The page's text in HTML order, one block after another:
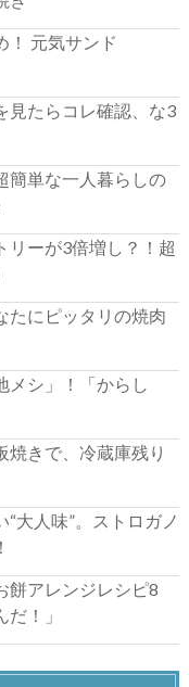
！ 元気サンド
見たらコレ確認、な3
簡単な一人暮らしの
リーが3倍増し？！超
たにピッタリの焼肉
メシ」！「からし
焼きで、冷蔵庫残り
大人味”。ストロガノ
餅アレンジレシピ8
！」